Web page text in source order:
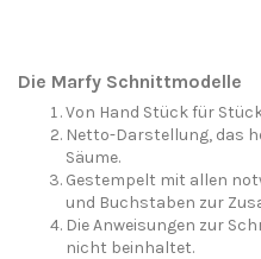
Die Marfy Schnittmodelle
Von Hand Stück für
Netto-Darstellung, das
Säume.
Gestempelt mit allen
und Buchstaben zur
Die Anweisungen zur
nicht beinhaltet.